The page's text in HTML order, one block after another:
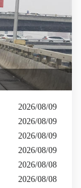
2026/08/09
2026/08/09
2026/08/09
2026/08/09
2026/08/08
2026/08/08